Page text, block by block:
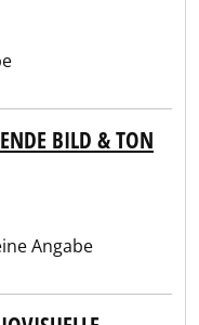
BILD & TON
Angabe